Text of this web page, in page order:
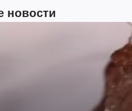
новости